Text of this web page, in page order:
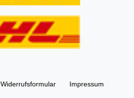
Widerrufs­formular Impressum